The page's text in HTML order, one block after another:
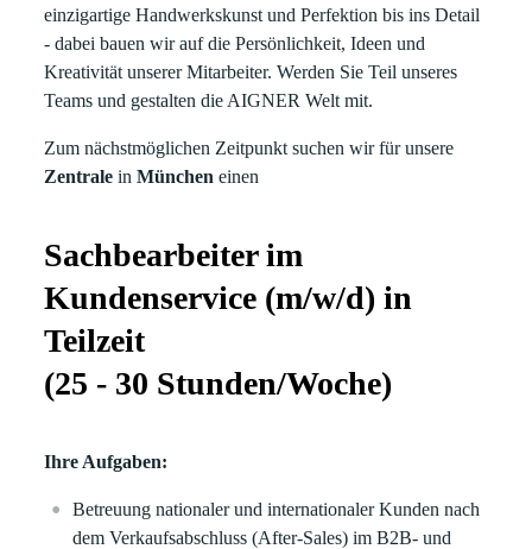
einzigartige Handwerkskunst und Perfektion bis ins Detail
- dabei bauen wir auf die Persönlichkeit, Ideen und
Kreativität unserer Mitarbeiter. Werden Sie Teil unseres
Teams und gestalten die AIGNER Welt mit.
Zum nächstmöglichen Zeitpunkt suchen wir für unsere
Zentrale inMüncheneinen
Sachbearbeiter im
Kundenservice (m/w/d) in
Teilzeit
(25 - 30 Stunden/Woche)
Ihre Aufgaben:
Betreuung nationaler und internationaler Kunden nach
dem Verkaufsabschluss (After-Sales) im B2B- und